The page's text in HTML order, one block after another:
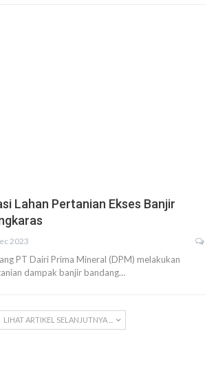
Lahan Pertanian Ekses Banjir
2023
PT Dairi Prima Mineral (DPM) melakukan
dampak banjir bandang…
LIHAT ARTIKEL SELANJUTNYA ...